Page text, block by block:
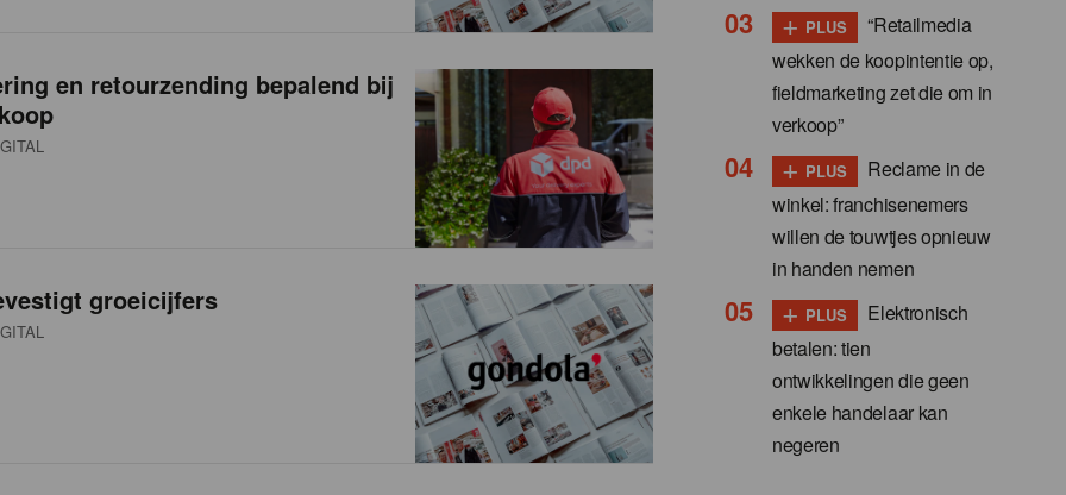
en retourzending bepalend bij
groeicijfers
+ PLUS
“Retailmedia
wekken de koopintentie op,
fieldmarketing zet die om in
verkoop”
+ PLUS
Reclame in de
winkel: franchisenemers
willen de touwtjes opnieuw
in handen nemen
+ PLUS
Elektronisch
betalen: tien
ontwikkelingen die geen
enkele handelaar kan
negeren